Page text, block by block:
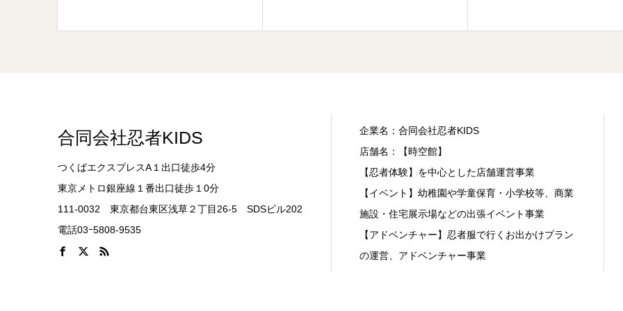
合同会社忍者KIDS
つくばエクスプレスA１出口徒歩4分
東京メトロ銀座線１番出口徒歩１0分
111-0032 東京都台東区浅草２丁目26-5 SDSビル202
電話03ｰ5808-9535
企業名：合同会社忍者KIDS
店舗名：【時空館】
【忍者体験】を中心とした店舗運営事業
【イベント】幼稚園や学童保育・小学校等、商業
施設・住宅展示場などの出張イベント事業
【アドベンチャー】忍者服で行くお出かけプラン
の運営、アドベンチャー事業